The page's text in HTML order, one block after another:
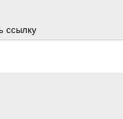
ссылку